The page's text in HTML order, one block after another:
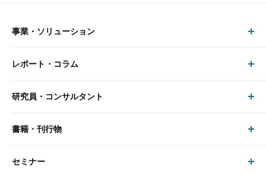
事業・ソリューション
事業・ソリューション トップ
リサーチ
レポート・コラム
レポート・コラム トップ
最新のレポート・コラム
研究員・コンサルタント
研究員・コンサルタント トップ
研究員
書籍・刊行物
書籍・刊行物 トップ
セミナー